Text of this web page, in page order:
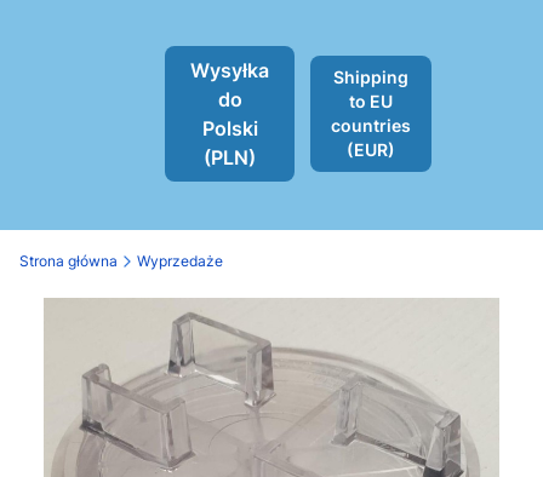
Wysyłka
do
Polski
(PLN)
Shipping
to EU
countries
(EUR)
Strona główna Wyprzedaże